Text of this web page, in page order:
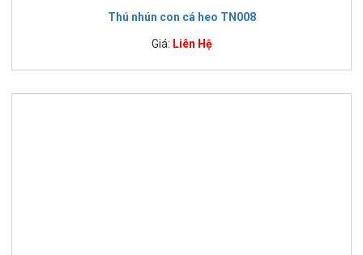
Thú nhún con cá heo TN008
Giá: Liên Hệ